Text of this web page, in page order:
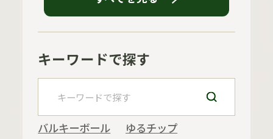
キーワードで探す
バルキーボール ゆるチップ